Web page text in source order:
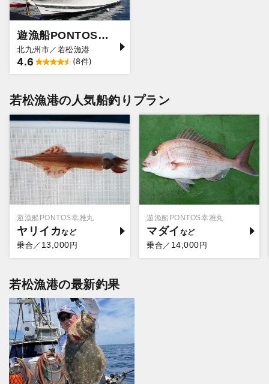
遊漁船PONTOS幸雅丸
北九州市／若松漁港
4.6 (8件)
若松漁港の人気船釣りプラン
遊漁船PONTOS幸雅丸
ヤリイカ
乗合／ 13,000円
遊漁船PONTOS幸雅丸
マダイ
乗合／ 14,000円
若松漁港の最新釣果